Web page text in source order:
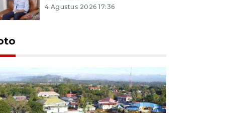
4 Agustus 2026 17:36